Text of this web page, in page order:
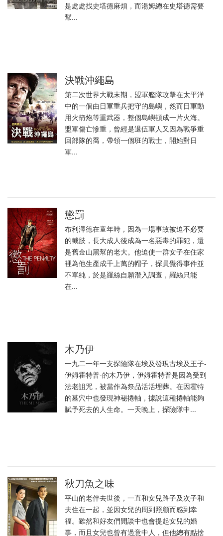
是處處找史塔德麻煩，而湯姆總在史塔德需要
幫...
決戰沖繩島
第二次世界大戰末期，盟軍艦隊攻擊在太平洋
中的一個由日軍重兵把守的島嶼，然而日軍動
用火箭炮等重武器，整個島嶼頓成一片火海。
盟軍傷亡慘重，曾經是退伍軍人又因為戰爭重
回部隊的喬，帶領一個班的戰士，開始對日
軍...
懲罰
布利澤德在童年時，因為一場事故被迫不必要
的截肢，長大成人後成為一名惡毒的罪犯，還
是舊金山黑幫的老大。他迫使一群女子在住家
裡為他生產成千上萬的帽子，探員覺得事件並
不單純，於是羅絲自願潛入調查，羅絲只能
在...
木乃伊
一九二一年一支探險隊在埃及發現古埃及王子-
伊姆霍特普-的木乃伊，伊姆霍特普是因為受到
法老詛咒，被當作為祭品活活埋葬。在因霍特
的墓穴中也發現神秘捲軸，據說這種捲軸能夠
賦予死去的人生命。一天晚上，探險隊中...
秋刀魚之味
平山的老伴去世後，一直和女兒路子及次子和
夫住在一起，並因女兒的周到照顧而感到幸
福。雖然和好友們閒談中也會提起女兒的婚
事，而且女兒也曾有過意中人，但他總有點捨